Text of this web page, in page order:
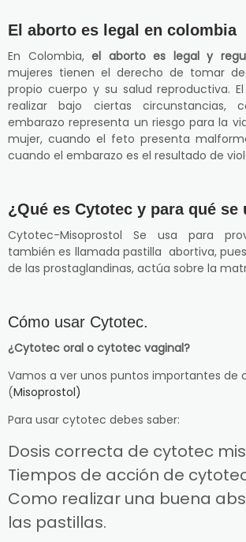
El aborto es legal en colombia
En Colombia, el aborto es legal y
mujeres tienen el derecho de tomar
propio cuerpo y su salud reproductiva.
realizar bajo ciertas circunstancias,
embarazo representa un riesgo para la
mujer, cuando el feto presenta
cuando el embarazo es el resultado de
¿Qué es Cytotec y para qué se
Cytotec-Misoprostol Se usa para
también es llamada pastilla abortiva,
de las prostaglandinas, actúa sobre la
Cómo usar Cytotec.
¿Cytotec oral o cytotec vaginal?
Vamos a ver unos puntos importantes de
(Misoprostol)
Para usar cytotec debes saber:
Dosis correcta de cytotec
Tiempos de acción de
Como realizar una buena
las pastillas.